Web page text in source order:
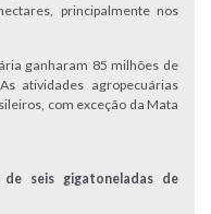
principalmente nos
ganharam 85 milhões de
atividades agropecuárias
com exceção da Mata
de seis gigatoneladas de